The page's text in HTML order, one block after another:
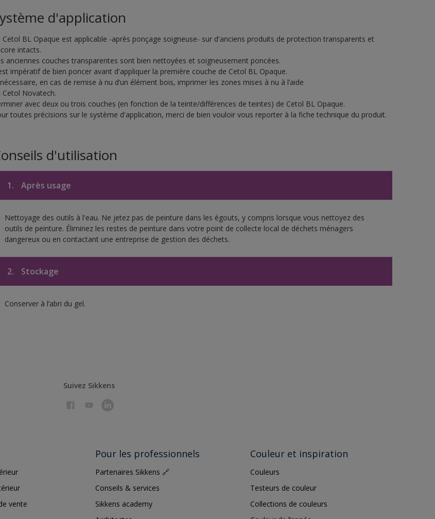
d'application
Cetol BL Opaque est applicable -après ponçage soigneuse- sur d'anciens produits de protection transparents et
intacts.
anciennes couches transparentes sont bien nettoyées et soigneusement poncées.
impératif de bien poncer avant d'appliquer la première couche de Cetol BL Opaque.
en cas de remise à nu d’un élément bois, imprimer les zones mises à nu à l’aide
Cetol Novatech.
avec deux ou trois couches (en fonction de la teinte/différences de teintes) de Cetol BL Opaque.
toutes précisions sur le système d'application, merci de bien vouloir vous reporter à la fiche technique du produit.
d'utilisation
1. Après usage
Nettoyage des outils à l'eau. Ne jetez pas de peinture dans les égouts, y compris lorsque vous nettoyez des
outils de peinture. Éliminez les restes de peinture dans votre point de collecte local de déchets ménagers
dangereux ou en contactant une entreprise de gestion des déchets.
2. Stockage
Conserver à l’abri du gel.
Suivez Sikkens
vente
Pour les professionnels
Partenaires Sikkens 🔗
Conseils & services
Sikkens academy
Couleur et inspiration
Couleurs
Testeurs de couleur
Collections de couleurs